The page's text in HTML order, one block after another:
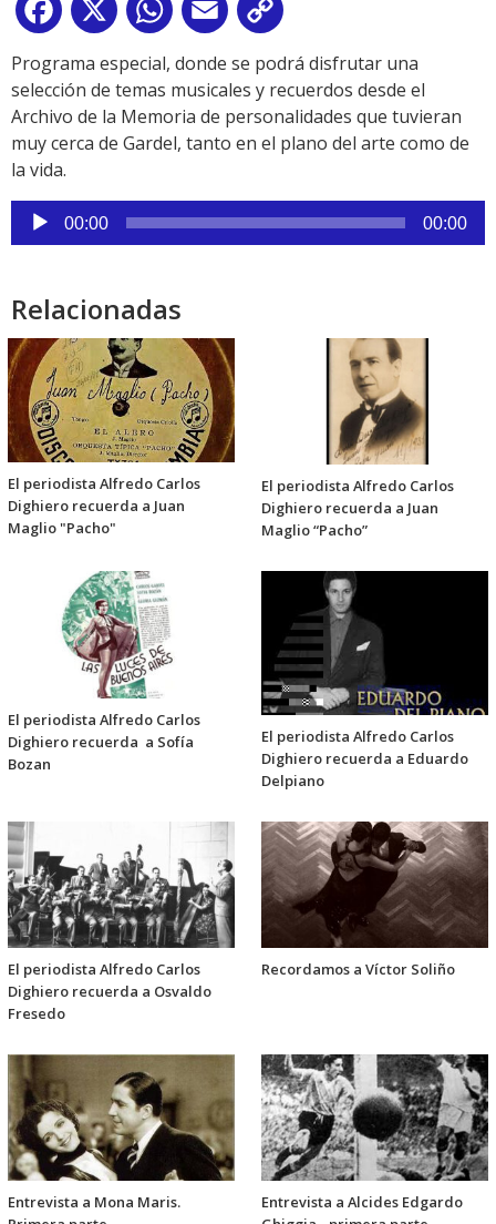
Facebook
X WhatsApp
Email
Link
Programa especial, donde se podrá disfrutar una
selección de temas musicales y recuerdos desde el
Archivo de la Memoria de personalidades que tuvieran
muy cerca de Gardel, tanto en el plano del arte como de
la vida.
Reproductor
de
00:00 00:00
Relacionadas
El periodista Alfredo Carlos
Dighiero recuerda a Juan
Maglio "Pacho"
El periodista Alfredo Carlos
Dighiero recuerda a Juan
Maglio “Pacho”
El periodista Alfredo Carlos
Dighiero recuerda a Sofía
Bozan
El periodista Alfredo Carlos
Dighiero recuerda a Eduardo
Delpiano
El periodista Alfredo Carlos
Dighiero recuerda a Osvaldo
Fresedo
Recordamos a Víctor Soliño
Entrevista a Mona Maris.
Entrevista a Alcides Edgardo